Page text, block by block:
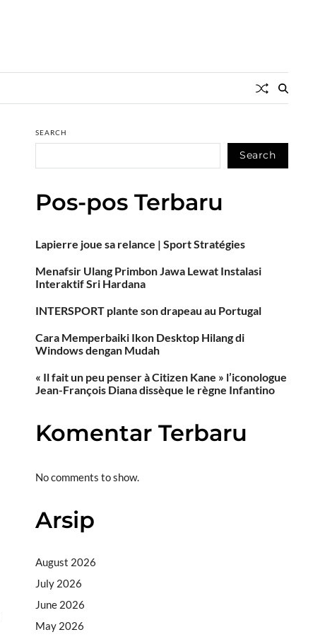
SEARCH
Search
Pos-pos Terbaru
Lapierre joue sa relance | Sport Stratégies
Menafsir Ulang Primbon Jawa Lewat Instalasi
Interaktif Sri Hardana
INTERSPORT plante son drapeau au Portugal
Cara Memperbaiki Ikon Desktop Hilang di
Windows dengan Mudah
« Il fait un peu penser à Citizen Kane » l’iconologue
Jean-François Diana dissèque le règne Infantino
Komentar Terbaru
No comments to show.
Arsip
August 2026
July 2026
June 2026
May 2026